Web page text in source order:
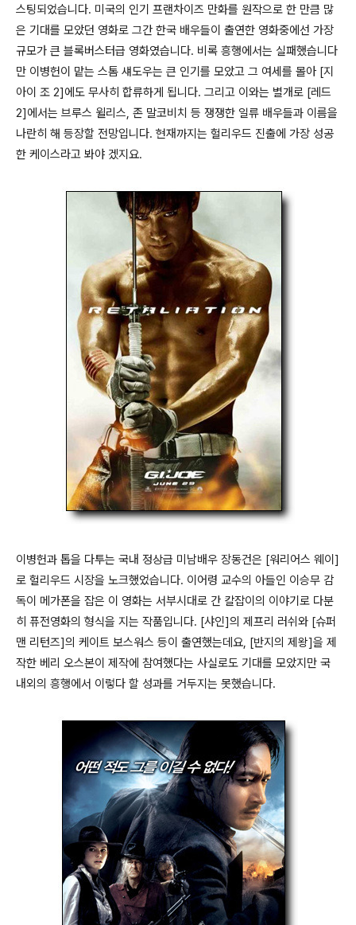
스팅되었습니다. 미국의 인기 프랜차이즈 만화를 원작으로 한 만큼 많
은 기대를 모았던 영화로 그간 한국 배우들이 출연한 영화중에선 가장
규모가 큰 블록버스터급 영화였습니다. 비록 흥행에서는 실패했습니다
만 이병헌이 맡는 스톰 섀도우는 큰 인기를 모았고 그 여세를 몰아 [지
아이 조 2]에도 무사히 합류하게 됩니다. 그리고 이와는 별개로 [레드
2]에서는 브루스 윌리스, 존 말코비치 등 쟁쟁한 일류 배우들과 이름을
나란히 해 등장할 전망입니다. 현재까지는 헐리우드 진출에 가장 성공
한 케이스라고 봐야 겠지요.
이병헌과 톱을 다투는 국내 정상급 미남배우 장동건은 [워리어스 웨이]
로 헐리우드 시장을 노크했었습니다. 이어령 교수의 아들인 이승무 감
독이 메가폰을 잡은 이 영화는 서부시대로 간 칼잡이의 이야기로 다분
히 퓨전영화의 형식을 지는 작품입니다. [샤인]의 제프리 러쉬와 [슈퍼
맨 리턴즈]의 케이트 보스워스 등이 출연했는데요, [반지의 제왕]을 제
작한 베리 오스본이 제작에 참여했다는 사실로도 기대를 모았지만 국
내외의 흥행에서 이렇다 할 성과를 거두지는 못했습니다.